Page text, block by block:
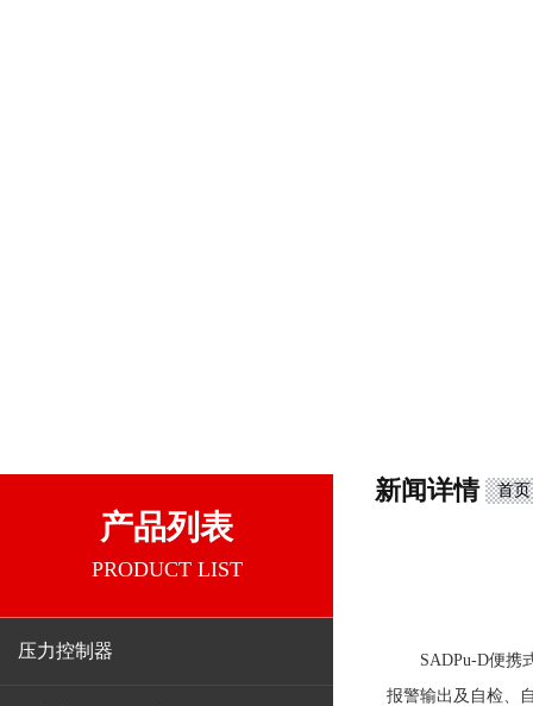
产品列表
PRODUCT LIST
压力控制器
新闻详情 首页
SADPu-D便携
报警输出及自检、